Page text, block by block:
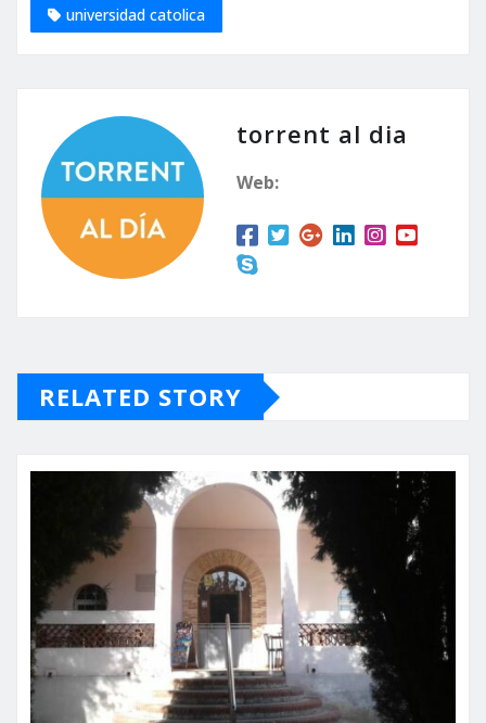
universidad catolica
torrent al dia
Web:
RELATED STORY